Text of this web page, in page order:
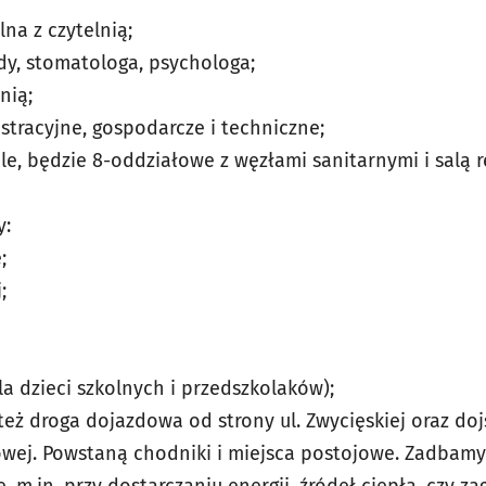
z czytelnią;
stomatologa, psychologa;
gospodarcze i techniczne;
będzie 8-oddziałowe z węzłami sanitarnymi i salą
dzieci szkolnych i przedszkolaków);
droga dojazdowa od strony ul. Zwycięskiej oraz
Powstaną chodniki i miejsca postojowe.